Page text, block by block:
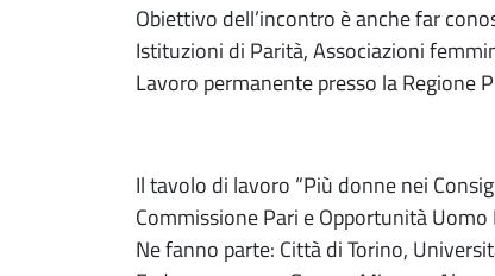
Obiettivo dell’incontro è anche far
Istituzioni di Parità, Associazioni
Lavoro permanente presso la Regione
Il tavolo di lavoro “Più donne nei
Commissione Pari e Opportunità
Ne fanno parte: Città di Torino,